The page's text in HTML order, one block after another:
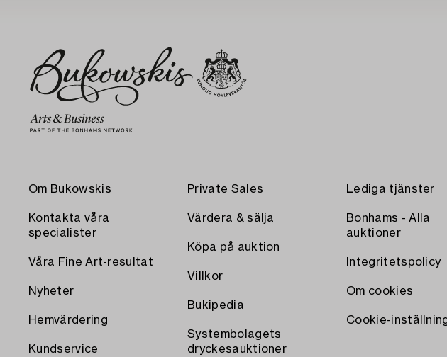
Om Bukowskis
Kontakta våra
specialister
Våra Fine Art-resultat
Nyheter
Hemvärdering
Kundservice
Private Sales
Värdera & sälja
Köpa på auktion
Villkor
Bukipedia
Systembolagets
dryckesauktioner
Lediga tjänster
Bonhams - Alla
auktioner
Integritetspolicy
Om cookies
Cookie-